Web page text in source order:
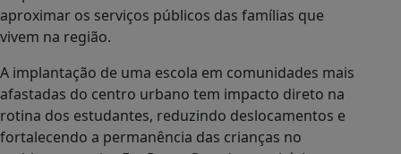
aproximar os serviços públicos das famílias que
vivem na região.
A implantação de uma escola em comunidades mais
afastadas do centro urbano tem impacto direto na
rotina dos estudantes, reduzindo deslocamentos e
fortalecendo a permanência das crianças no